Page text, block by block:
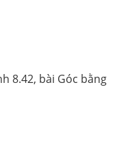
8.42, bài Góc bằng